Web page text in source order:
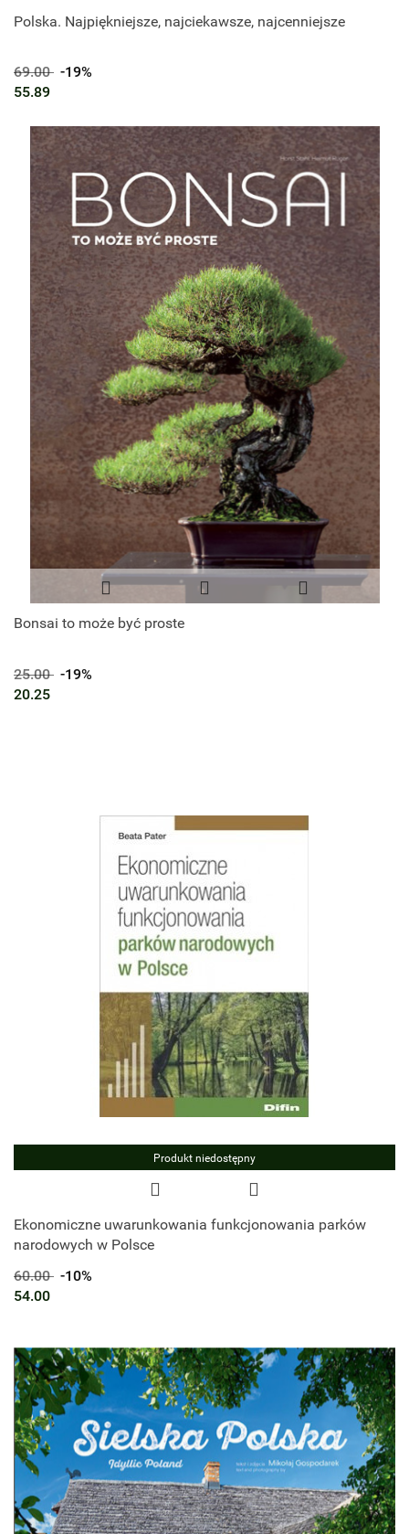
Polska. Najpiękniejsze, najciekawsze, najcenniejsze
69.00 -19%
55.89
Bonsai to może być proste
25.00 -19%
20.25
Produkt niedostępny
Ekonomiczne uwarunkowania funkcjonowania parków
narodowych w Polsce
60.00 -10%
54.00